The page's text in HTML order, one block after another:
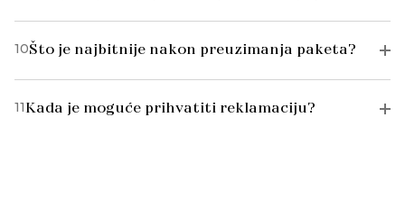
10Što je najbitnije nakon preuzimanja paketa?
11Kada je moguće prihvatiti reklamaciju?